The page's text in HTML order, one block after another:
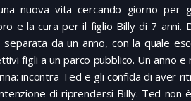
nuova vita cercando giorno per
e la cura per il figlio Billy di 7 anni.
da un anno, con la quale
figli a un parco pubblico. Un anno e
incontra Ted e gli confida di aver
di riprendersi Billy. Ted non